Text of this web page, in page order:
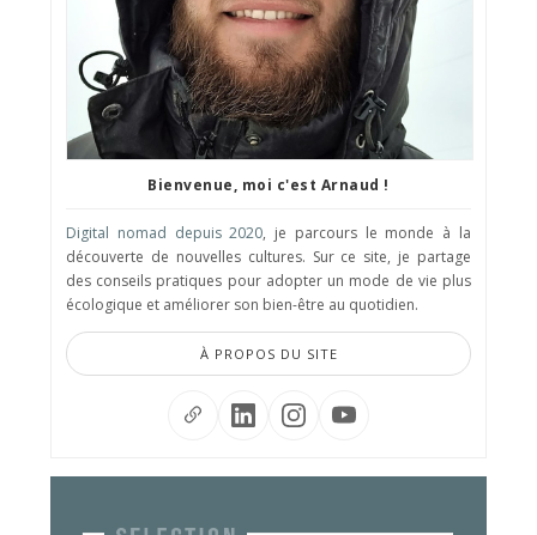
Bienvenue, moi c'est Arnaud !
Digital nomad depuis 2020, je parcours le monde à la
découverte de nouvelles cultures. Sur ce site, je partage
des conseils pratiques pour adopter un mode de vie plus
écologique et améliorer son bien-être au quotidien.
À PROPOS DU SITE